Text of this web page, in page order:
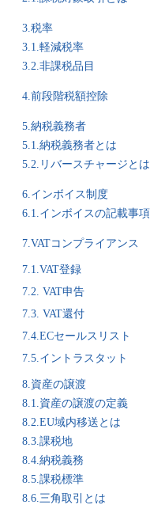
3.税率
3.1.軽減税率
3.2.非課税品目
4.前段階税額控除
5.納税義務者
5.1.納税義務者とは
5.2.リバースチャージとは
6.インボイス制度
6.1.インボイスの記載事項
7.VATコンプライアンス
7.1.VAT登録
7.2. VAT申告
7.3. VAT還付
7.4.ECセールスリスト
7.5.イントラスタット
8.資産の譲渡
8.1.資産の譲渡の定義
8.2.EU域内移送とは
8.3.課税地
8.4.納税義務
8.5.課税標準
8.6.三角取引とは